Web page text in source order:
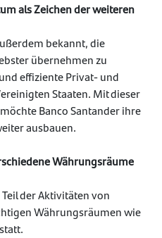
als Zeichen der weiteren
bekannt, die
übernehmen zu
effiziente Privat- und
Staaten. Mit dieser
Banco Santander ihre
ausbauen.
Währungsräume
der Aktivitäten von
Währungsräumen wie